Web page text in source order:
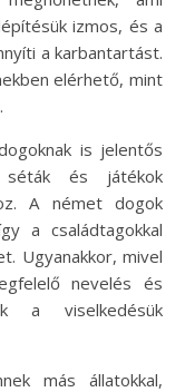
izmos, és a
a karbantartást.
elérhető, mint
is jelentős
séták és játékok
A német dogok
a családtagokkal
Ugyanakkor, mivel
nevelés és
a viselkedésük
más állatokkal,